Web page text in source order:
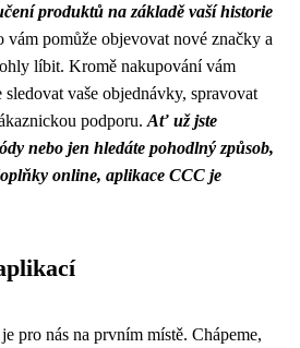
produktů na základě vaší historie
vám pomůže objevovat nové značky a
líbit. Kromě nakupování vám
vaše objednávky, spravovat
podporu. Ať už jste
nebo jen hledáte pohodlný způsob,
online, aplikace CCC je
pro nás na prvním místě. Chápeme,